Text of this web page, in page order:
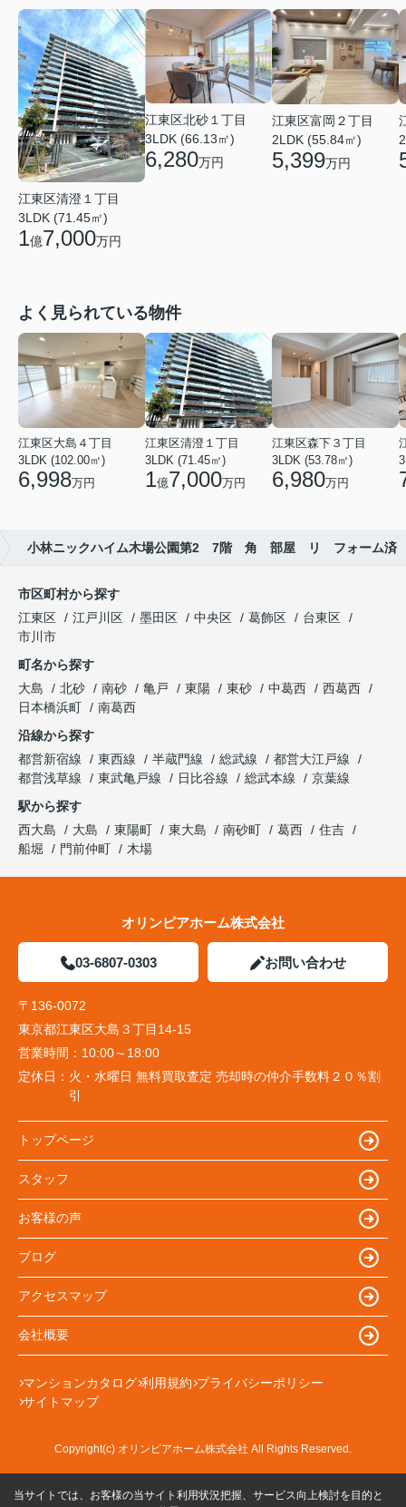
江東区清澄１丁目
3LDK (71.45㎡)
1億7,000万円
江東区北砂１丁目
3LDK (66.13㎡)
6,280万円
江東区富岡２丁目
2LDK (55.84㎡)
5,399万円
よく見られている物件
江東区大島４丁目
3LDK (102.00㎡)
6,998万円
江東区清澄１丁目
3LDK (71.45㎡)
1億7,000万円
江東区森下３丁目
3LDK (53.78㎡)
6,980万円
小林ニックハイム木場公園第2 7階 角 部屋 リ フォーム済
市区町村から探す
江東区
江戸川区 墨田区 中央区 葛飾区
台東区
市川市
町名から探す
大島
北砂 南砂 亀戸 東陽 東砂 中葛西
西葛西
日本橋浜町
南葛西
沿線から探す
都営新宿線
東西線 半蔵門線 総武線
都営大江戸線
都営浅草線
東武亀戸線 日比谷線 総武本線
京葉線
駅から探す
西大島
大島 東陽町 東大島 南砂町 葛西
住吉
船堀
門前仲町 木場
オリンピアホーム株式会社
03-6807-0303 お問い合わせ
〒136-0072
東京都江東区大島３丁目14-15
営業時間： 10:00～18:00
定休日： 火・水曜日 無料買取査定 売却時の仲介手数料２０％割
引
トップページ
スタッフ
お客様の声
ブログ
アクセスマップ
会社概要
マンションカタログ 利用規約 プライバシーポリシー
サイトマップ
Copyright(c) オリンピアホーム株式会社 All Rights Reserved.
当サイトでは、お客様の当サイト利用状況把握、サービス向上検討を目的と